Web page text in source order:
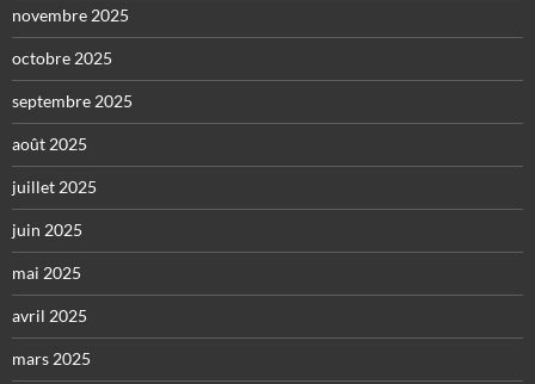
novembre 2025
octobre 2025
septembre 2025
août 2025
juillet 2025
juin 2025
mai 2025
avril 2025
mars 2025